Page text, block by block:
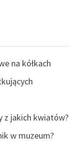
na kółkach
z jakich kwiatów?
w muzeum?